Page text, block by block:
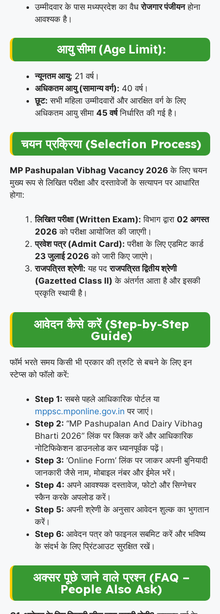
उम्मीदवार के पास मध्यप्रदेश का वैधरोजगार पंजीयनहोना
आवश्यक है।
आयु सीमा (Age Limit):
न्यूनतम आयु: 21 वर्ष।
अधिकतम आयु (सामान्य वर्ग): 40 वर्ष।
छूट: सभी महिला उम्मीदवारों और आरक्षित वर्ग के लिए
अधिकतम आयु सीमा 45 वर्षनिर्धारित की गई है।
चयन प्रक्रिया (Selection Process)
MP Pashupalan Vibhag Vacancy 2026 के लिए चयन
मुख्य रूप से लिखित परीक्षा और दस्तावेजों के सत्यापन पर आधारित
होगा:
लिखित परीक्षा (Written Exam): विभाग द्वारा 02 अगस्त
2026 को परीक्षा आयोजित की जाएगी।
प्रवेश पत्र (Admit Card): परीक्षा के लिए एडमिट कार्ड
23 जुलाई 2026 को जारी किए जाएंगे।
राजपत्रित श्रेणी: यह पदराजपत्रित द्वितीय श्रेणी
(Gazetted Class II) के अंतर्गत आता है और इसकी
प्रकृति स्थायी है।
आवेदन कैसे करें (Step-by-Step
Guide)
फॉर्म भरते समय किसी भी प्रकार की त्रुटि से बचने के लिए इन
स्टेप्स को फॉलो करें:
Step 1: सबसे पहले आधिकारिक पोर्टल या
mppsc.mponline.gov.in पर जाएं।
Step 2: “MP Pashupalan And Dairy Vibhag
Bharti 2026” लिंक पर क्लिक करें और आधिकारिक
नोटिफिकेशन डाउनलोड कर ध्यानपूर्वक पढ़ें।
Step 3: ‘Online Form’ लिंक पर जाकर अपनी बुनियादी
जानकारी जैसे नाम, मोबाइल नंबर और ईमेल भरें।
Step 4: अपने आवश्यक दस्तावेज, फोटो और सिग्नेचर
स्कैन करके अपलोड करें।
Step 5: अपनी श्रेणी के अनुसार आवेदन शुल्क का भुगतान
करें।
Step 6: आवेदन पत्र को फाइनल सबमिट करें और भविष्य
के संदर्भ के लिए प्रिंटआउट सुरक्षित रखें।
अक्सर पूछे जाने वाले प्रश्न (FAQ –
People Also Ask)